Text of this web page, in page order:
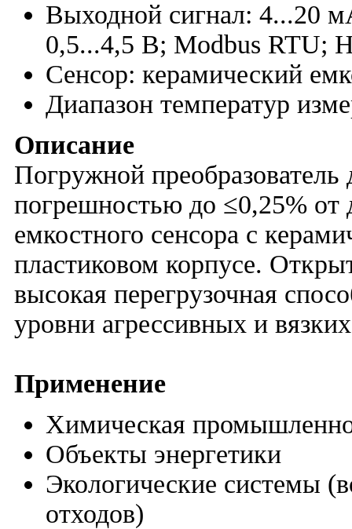
Выходной сигнал: 4...20
0,5...4,5 В; Modbus RTU;
Сенсор: керамический
Диапазон температур
Описание
Погружной
погрешностью до ≤0,25% от
емкостного сенсора с
пластиковом корпусе.
высокая перегрузочная
уровни агрессивных и
Применение
Химическая
Объекты энергетики
Экологические системы
отходов)